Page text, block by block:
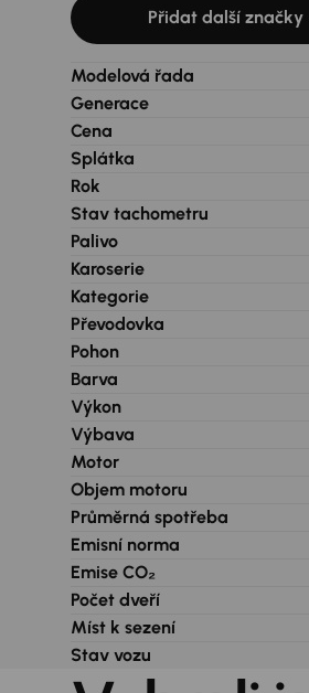
Přidat další značky
Modelová řada
Generace
Cena
Splátka
Rok
Stav tachometru
Palivo
Karoserie
Kategorie
Převodovka
Pohon
Barva
Výkon
Výbava
Motor
Objem motoru
Průměrná spotřeba
Emisní norma
Emise CO₂
Počet dveří
Míst k sezení
Stav vozu